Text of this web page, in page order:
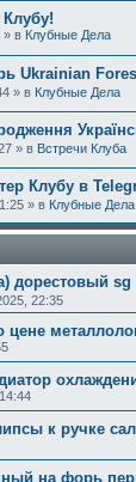
» в Клубные Дела
Ukrainian
» в Клубные Дела
» в Встречи Клуба
Клубу в
» в Клубные Дела
дорестовый sg
22:35
к ручке
на форь